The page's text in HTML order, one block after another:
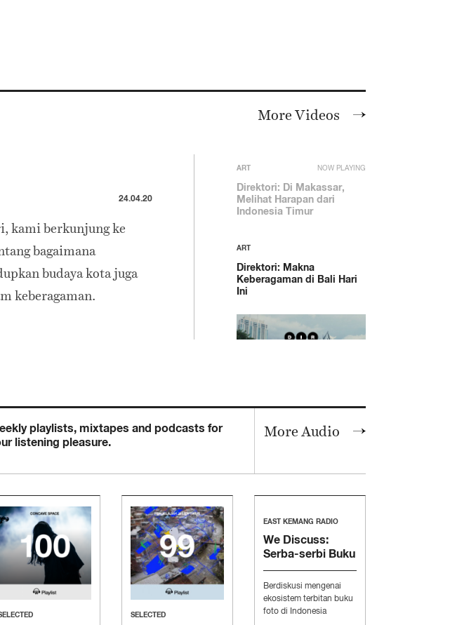
More Videos
24.04.20
kami berkunjung ke
bagaimana
budaya kota juga
keberagaman.
ART NOW PLAYING
Direktori: Di Makassar,
Melihat Harapan dari
Indonesia Timur
ART
Direktori: Makna
Keberagaman di Bali Hari
Ini
Direktori: Budaya
Footurama Show: Onad,
playlists, mixtapes and podcasts for
listening pleasure.
More Audio
SELECTED
EAST KEMANG RADIO
We Discuss:
Serba-serbi Buku
Foto Alternatif
Berdiskusi mengenai
ekosistem terbitan buku
foto di Indonesia